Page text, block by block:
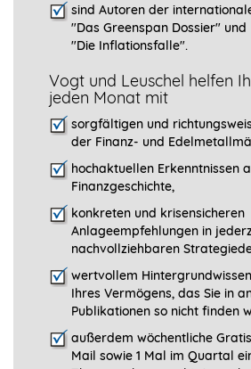
sind Autoren der
"Das Greenspan Dossier" und
"Die Inflationsfalle".
Vogt und Leuschel helfen
jeden Monat mit
sorgfältigen und
der Finanz- und
hochaktuellen Erkenntnissen
Finanzgeschichte,
konkreten und krisensicheren
Anlageempfehlungen in
nachvollziehbaren
wertvollem
Ihres Vermögens, das Sie in
Publikationen so nicht finden
außerdem wöchentliche
Mail sowie 1 Mal im Quartal